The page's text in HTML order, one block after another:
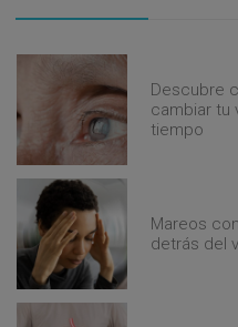
Descubre
cambiar tu
tiempo
Mareos
detrás del